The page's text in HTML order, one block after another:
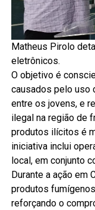
Matheus Pirolo
eletrônicos.
O objetivo é
causados pelo
entre os jovens, e
ilegal na região de
produtos ilícitos é
iniciativa inclui
local, em conjunto
Durante a ação em
produtos
reforçando o